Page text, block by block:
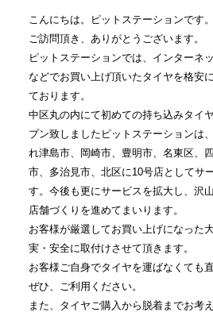
こんにちは。ピットステーションです
ご訪問頂き、ありがとうございます。
ピットステーションでは、インターネ
などでお買い上げ頂いたタイヤを格安
ております。
中区丸の内にて初めての持ち込みタイ
プン致しましたピットステーションは
れ津島市、岡崎市、豊明市、名東区、
市、多治見市、北区に10号店としてサ
す。今後も更にサービスを拡大し、沢
店舗づくりを進めてまいります。
お客様が厳選してお買い上げになった
実・安全に取付けさせて頂きます。
お客様ご自身でタイヤを運ばなくても
ぜひ、ご利用ください。
また、タイヤご購入から脱着までお考